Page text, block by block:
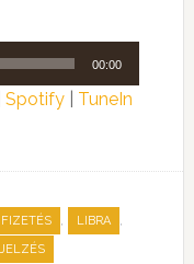
00:00
Spotify| TuneIn
, LIBRA ,